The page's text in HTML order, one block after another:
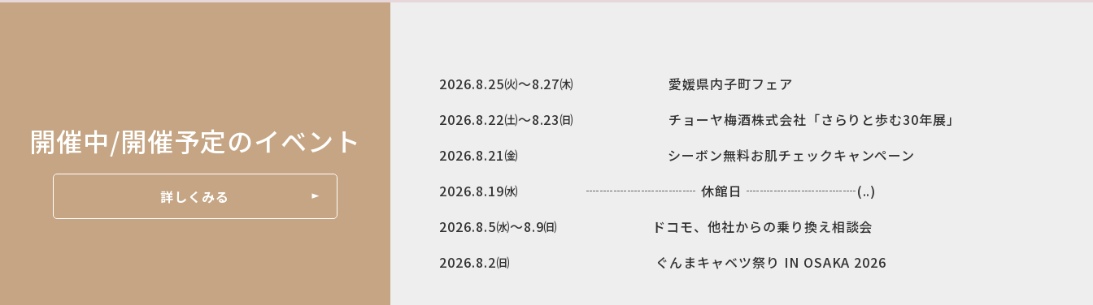
開催中/開催予定のイベント
詳しくみる
2026.8.25㈫～8.27㈭ 愛媛県内子町フェア
2026.8.22㈯～8.23㈰ チョーヤ梅酒株式会社「さらりと歩む30年展」
2026.8.21㈮ シーボン無料お肌チェックキャンペーン
2026.8.19㈬ ┈┈┈┈┈┈┈┈ 休館日 ┈┈┈┈┈┈┈┈(..)
2026.8.5㈬～8.9㈰ ドコモ、他社からの乗り換え相談会
2026.8.2㈰ ぐんまキャベツ祭り IN OSAKA 2026